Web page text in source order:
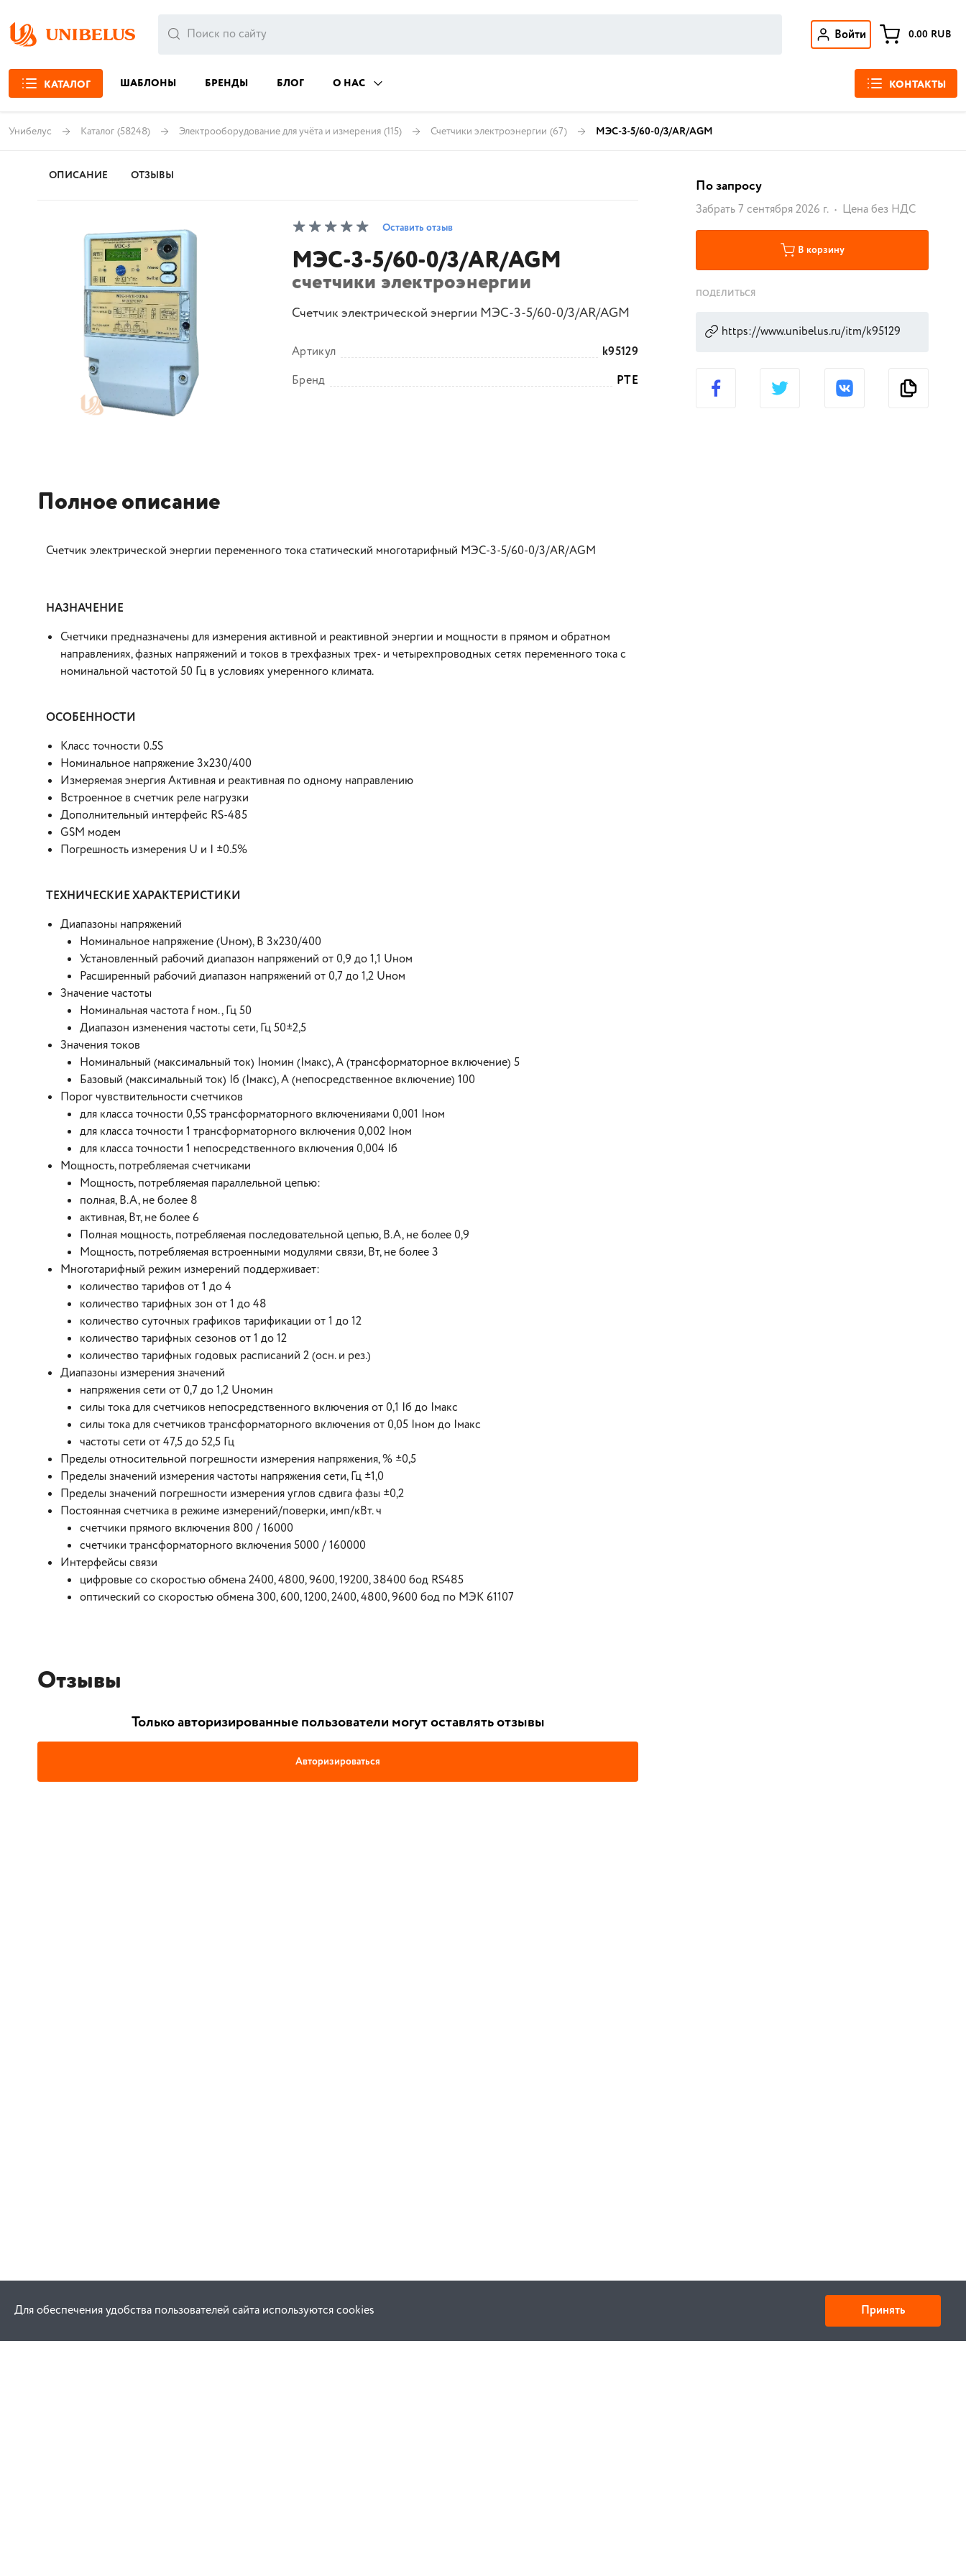
Войти 0.00 RUB
КАТАЛОГ ШАБЛОНЫ БРЕНДЫ БЛОГ О НАС КОНТАКТЫ
Унибелус Каталог (58248) Электрооборудование для учёта и измерения (115) Счетчики электроэнергии (67) МЭС-3-5/60-0/3/AR/AGM
ОПИСАНИЕ ОТЗЫВЫ
Оставить отзыв
МЭС-3-5/60-0/3/AR/AGM
счетчики электроэнергии
Счетчик электрической энергии МЭС-3-5/60-0/3/AR/AGM
Артикул
k95129
Бренд
РТЕ
Полное описание
Счетчик электрической энергии переменного тока статический многотарифный МЭС-3-5/60-0/3/AR/AGM
НАЗНАЧЕНИЕ
Счетчики предназначены для измерения активной и реактивной энергии и мощности в прямом и обратном
направлениях, фазных напряжений и токов в трехфазных трех- и четырехпроводных сетях переменного тока с
номинальной частотой 50 Гц в условиях умеренного климата.
ОСОБЕННОСТИ
Класс точности 0.5S
Номинальное напряжение 3х230/400
Измеряемая энергия Активная и реактивная по одному направлению
Встроенное в счетчик реле нагрузки
Дополнительный интерфейс RS-485
GSM модем
Погрешность измерения U и I ±0.5%
ТЕХНИЧЕСКИЕ ХАРАКТЕРИСТИКИ
Диапазоны напряжений
Номинальное напряжение (Uном), В 3х230/400
Установленный рабочий диапазон напряжений от 0,9 до 1,1 Uном
Расширенный рабочий диапазон напряжений от 0,7 до 1,2 Uном
Значение частоты
Номинальная частота f ном., Гц 50
Диапазон изменения частоты сети, Гц 50±2,5
Значения токов
Номинальный (максимальный ток) Iномин (Iмакс), А (трансформаторное включение) 5
Базовый (максимальный ток) Iб (Iмакс), А (непосредственное включение) 100
Порог чувствительности счетчиков
для класса точности 0,5S трансформаторного включенияами 0,001 Iном
для класса точности 1 трансформаторного включения 0,002 Iном
для класса точности 1 непосредственного включения 0,004 Iб
Мощность, потребляемая счетчиками
Мощность, потребляемая параллельной цепью:
полная, В.А, не более 8
активная, Вт, не более 6
Полная мощность, потребляемая последовательной цепью, В.А, не более 0,9
Мощность, потребляемая встроенными модулями связи, Вт, не более 3
Многотарифный режим измерений поддерживает:
количество тарифов от 1 до 4
количество тарифных зон от 1 до 48
количество суточных графиков тарификации от 1 до 12
количество тарифных сезонов от 1 до 12
количество тарифных годовых расписаний 2 (осн. и рез.)
Диапазоны измерения значений
напряжения сети от 0,7 до 1,2 Uномин
силы тока для счетчиков непосредственного включения от 0,1 Iб до Iмакс
силы тока для счетчиков трансформаторного включения от 0,05 Iном до Iмакс
частоты сети от 47,5 до 52,5 Гц
Пределы относительной погрешности измерения напряжения, % ±0,5
Пределы значений измерения частоты напряжения сети, Гц ±1,0
Пределы значений погрешности измерения углов сдвига фазы ±0,2
Постоянная счетчика в режиме измерений/поверки, имп/кВт. ч
счетчики прямого включения 800 / 16000
счетчики трансформаторного включения 5000 / 160000
Интерфейсы связи
цифровые со скоростью обмена 2400, 4800, 9600, 19200, 38400 бод RS485
оптический со скоростью обмена 300, 600, 1200, 2400, 4800, 9600 бод по МЭК 61107
Отзывы
Только авторизированные пользователи могут оставлять отзывы
Авторизироваться
По запросу
Забрать 7 сентября 2026 г. Цена без НДС
В корзину
ПОДЕЛИТЬСЯ
Для обеспечения удобства пользователей сайта используются cookies Принять